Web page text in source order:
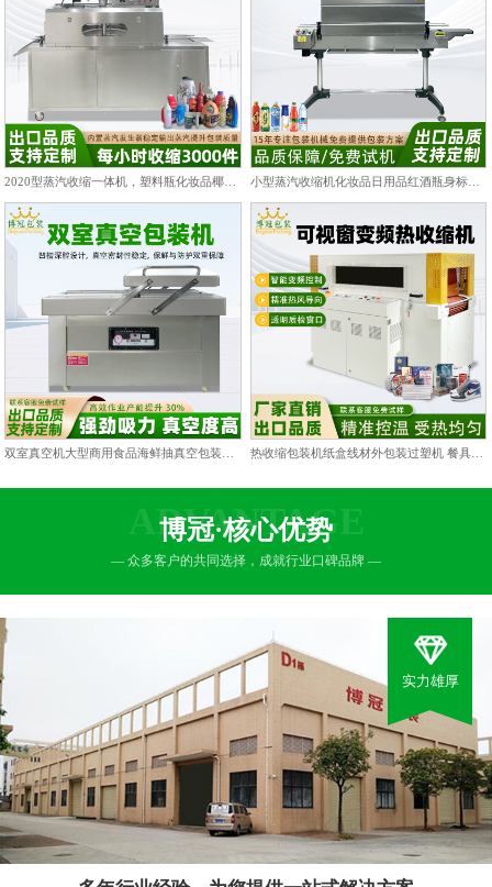
ADVANTAGE
博冠·核心优势
— 众多客户的共同选择，成就行业口碑品牌 —
实力雄厚